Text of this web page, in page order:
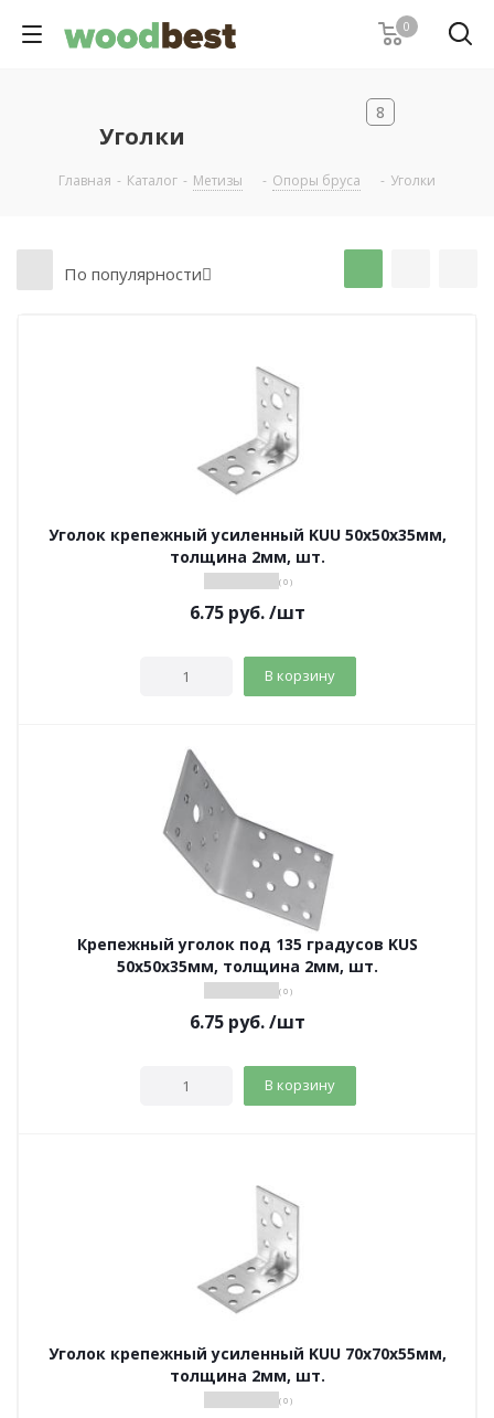
0
Уголки
8
Главная - Каталог - Метизы - Опоры бруса - Уголки
По популярности
Уголок крепежный усиленный KUU 50х50х35мм,
толщина 2мм, шт.
( 0 )
6.75 руб./шт
В корзину
Крепежный уголок под 135 градусов KUS
50х50х35мм, толщина 2мм, шт.
( 0 )
6.75 руб./шт
В корзину
Уголок крепежный усиленный KUU 70х70х55мм,
толщина 2мм, шт.
( 0 )